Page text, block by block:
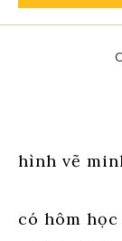
hình vẽ
có hôm